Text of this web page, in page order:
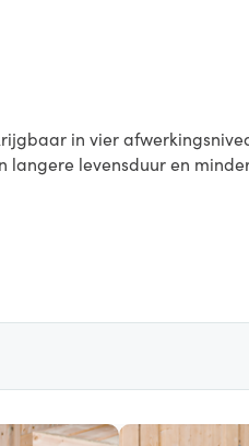
in vier
langere levensduur en